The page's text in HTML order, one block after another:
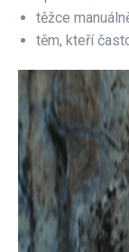
těžce
těm, kteří